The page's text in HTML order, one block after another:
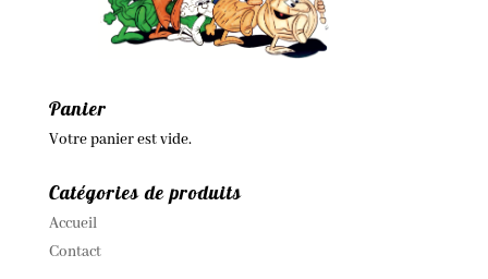
Panier
Votre panier est vide.
Catégories de produits
Accueil
Contact